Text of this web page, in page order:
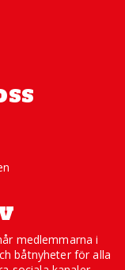
medlemmarna i
båtnyheter för alla